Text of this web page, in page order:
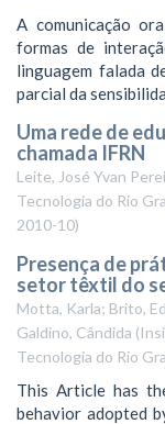
A comunicação
formas de
linguagem falada
parcial da
Uma rede de
chamada IFRN
Leite, José Yvan
Tecnologia do Rio
2010-10)
Presença de
setor têxtil do
Motta, Karla; Brito,
Galdino, Cândida (
Tecnologia do Rio
This Article has
behavior adopted